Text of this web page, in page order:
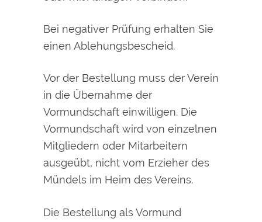
Bei negativer Prüfung erhalten Sie
einen Ablehungsbescheid.
Vor der Bestellung muss der Verein
in die Übernahme der
Vormundschaft einwilligen. Die
Vormundschaft wird von einzelnen
Mitgliedern oder Mitarbeitern
ausgeübt, nicht vom Erzieher des
Mündels im Heim des Vereins.
Die Bestellung als Vormund